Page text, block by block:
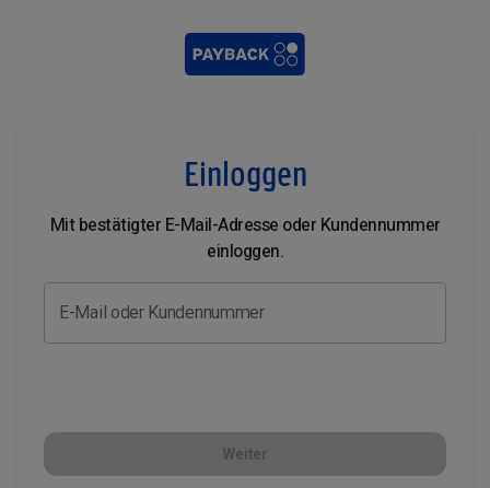
Einloggen
Mit bestätigter E-Mail-Adresse oder Kundennummer
einloggen.
E-Mail oder Kundennummer
Weiter